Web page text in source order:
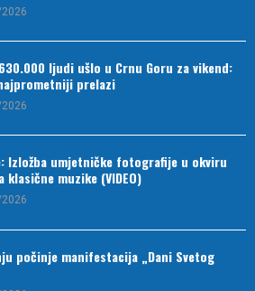
ljudi ušlo u Crnu Goru za vikend:
prelazi
Izložba umjetničke fotografije u okviru
klasične muzike (VIDEO)
počinje manifestacija „Dani Svetog